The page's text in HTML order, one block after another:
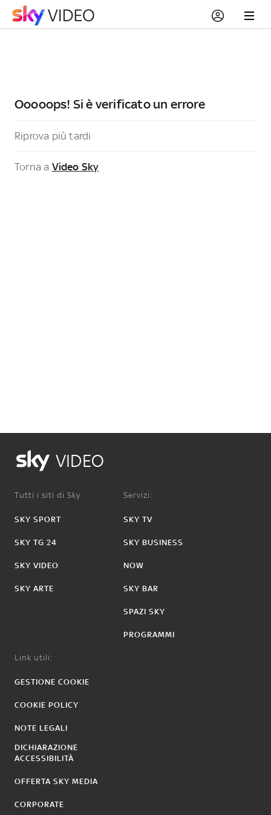
Ooooops! Si è verificato un errore
Riprova più tardi
Torna a Video Sky
VIDEO
Tutti i siti di Sky:
SKY SPORT
SKY TG 24
SKY VIDEO
SKY ARTE
Servizi:
SKY TV
SKY BUSINESS
NOW
SKY BAR
SPAZI SKY
PROGRAMMI
Link utili:
GESTIONE COOKIE
COOKIE POLICY
NOTE LEGALI
DICHIARAZIONE
ACCESSIBILITÀ
OFFERTA SKY MEDIA
CORPORATE